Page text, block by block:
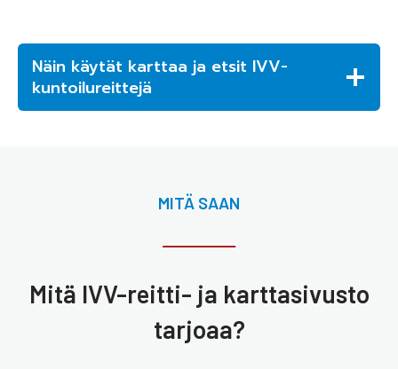
Näin käytät karttaa ja etsit IVV-
kuntoilureittejä
MITÄ SAAN
Mitä IVV-reitti- ja karttasivusto
tarjoaa?